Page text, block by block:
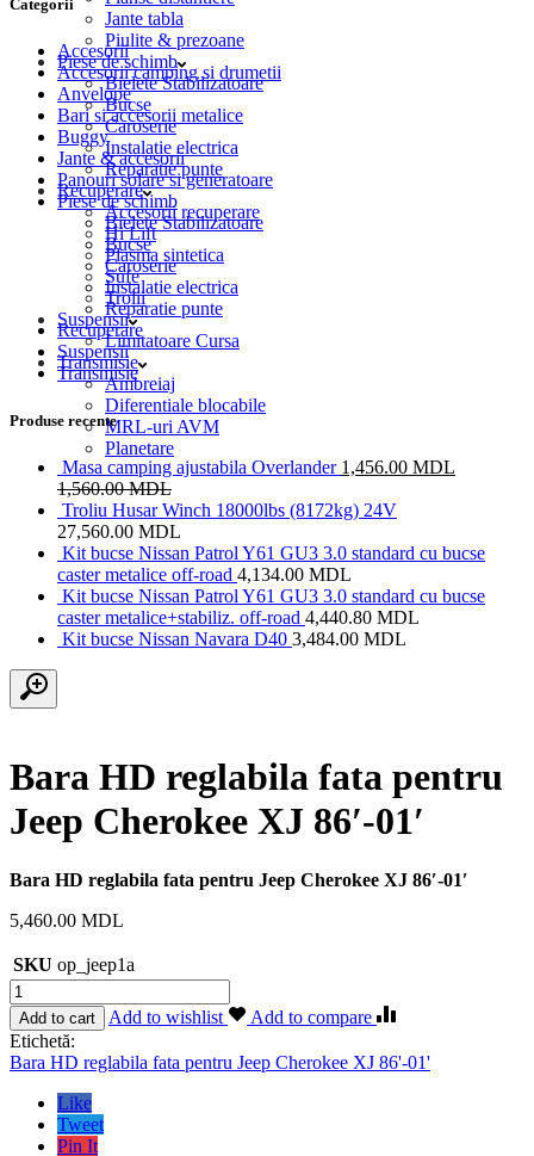
Jante tabla
Piulite & prezoane
Piese de schimb
Bielete Stabilizatoare
Bucse
Caroserie
Instalatie electrica
Reparatie punte
Recuperare
Accesorii recuperare
Hi Lift
Plasma sintetica
Sufe
Trolii
Suspensii
Limitatoare Cursa
Transmisie
Ambreiaj
Diferentiale blocabile
MRL-uri AVM
Planetare
Categorii
Accesorii
Accesorii camping si drumetii
Anvelope
Bari si accesorii metalice
Buggy
Jante & accesorii
Panouri solare si generatoare
Piese de schimb
Bielete Stabilizatoare
Bucse
Caroserie
Instalatie electrica
Reparatie punte
Recuperare
Suspensii
Transmisie
Produse recente
Masa camping ajustabila Overlander 1,456.00 MDL
1,560.00MDL
Troliu Husar Winch 18000lbs (8172kg) 24V
27,560.00 MDL
Kit bucse Nissan Patrol Y61 GU3 3.0 standard cu bucse
caster metalice off-road 4,134.00 MDL
Kit bucse Nissan Patrol Y61 GU3 3.0 standard cu bucse
caster metalice+stabiliz. off-road 4,440.80 MDL
Kit bucse Nissan Navara D40 3,484.00 MDL
Bara HD reglabila fata pentru
Jeep Cherokee XJ 86′-01′
Bara HD reglabila fata pentru Jeep Cherokee XJ 86′-01′
5,460.00 MDL
SKU op_jeep1a
Cantitate
Bara
HD
reglabila
fata
Cherokee
Add to cart Add to wishlist
Add to compare
Etichetă:
Bara HD reglabila fata pentru Jeep Cherokee XJ 86'-01'
Like
Tweet
Pin It